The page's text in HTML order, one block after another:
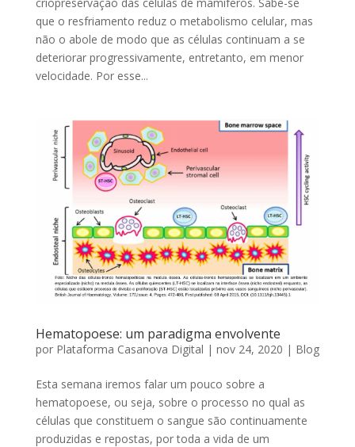
criopreservação das células de mamíferos. Sabe-se
que o resfriamento reduz o metabolismo celular, mas
não o abole de modo que as células continuam a se
deteriorar progressivamente, entretanto, em menor
velocidade. Por esse...
Hematopoese: um paradigma envolvente
por Plataforma Casanova Digital | nov 24, 2020 | Blog
Esta semana iremos falar um pouco sobre a
hematopoese, ou seja, sobre o processo no qual as
células que constituem o sangue são continuamente
produzidas e repostas, por toda a vida de um